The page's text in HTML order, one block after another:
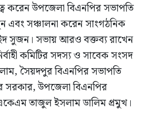
করেন উপজেলা বিএনপির সভাপতি
এবং সঞ্চালনা করেন সাংগঠনিক
সুজন। সভায় আরও বক্তব্য রাখেন
কমিটির সদস্য ও সাবেক সংসদ
সৈয়দপুর বিএনপির সভাপতি
উপজেলা বিএনপির
তাজুল ইসলাম ডালিম প্রমুখ।